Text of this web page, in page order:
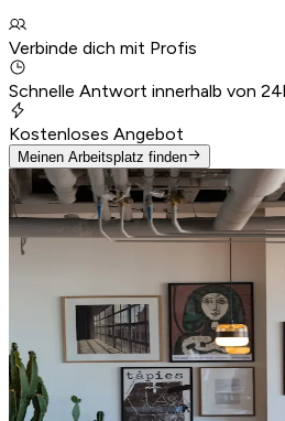
Verbinde dich mit Profis
Schnelle Antwort innerhalb von
Kostenloses Angebot
Meinen Arbeitsplatz finden